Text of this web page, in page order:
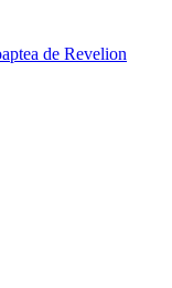
de Revelion